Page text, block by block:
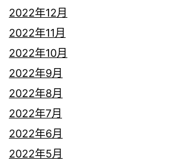
2022年12月
2022年11月
2022年10月
2022年9月
2022年8月
2022年7月
2022年6月
2022年5月